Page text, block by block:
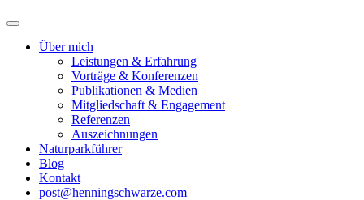
Über mich
Leistungen & Erfahrung
Vorträge & Konferenzen
Publikationen & Medien
Mitgliedschaft & Engagement
Referenzen
Auszeichnungen
Naturparkführer
Blog
Kontakt
post@henningschwarze.com